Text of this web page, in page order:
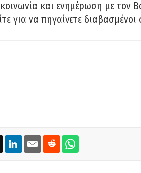
και ενημέρωση με τον
για να πηγαίνετε διαβασμένοι